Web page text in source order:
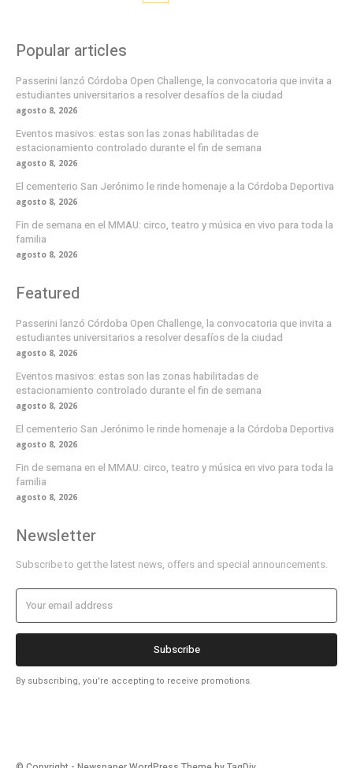
Popular articles
Passerini lanzó Córdoba Open Challenge, la convocatoria que invita a
estudiantes universitarios a resolver desafíos de la ciudad
agosto 8, 2026
Eventos masivos: estas son las zonas habilitadas de
estacionamiento controlado durante el fin de semana
agosto 8, 2026
El cementerio San Jerónimo le rinde homenaje a la Córdoba Deportiva
agosto 8, 2026
Fin de semana en el MMAU: circo, teatro y música en vivo para toda la
familia
agosto 8, 2026
Featured
Passerini lanzó Córdoba Open Challenge, la convocatoria que invita a
estudiantes universitarios a resolver desafíos de la ciudad
agosto 8, 2026
Eventos masivos: estas son las zonas habilitadas de
estacionamiento controlado durante el fin de semana
agosto 8, 2026
El cementerio San Jerónimo le rinde homenaje a la Córdoba Deportiva
agosto 8, 2026
Fin de semana en el MMAU: circo, teatro y música en vivo para toda la
familia
agosto 8, 2026
Newsletter
Subscribe to get the latest news, offers and special announcements.
Subscribe
By subscribing, you're accepting to receive promotions.